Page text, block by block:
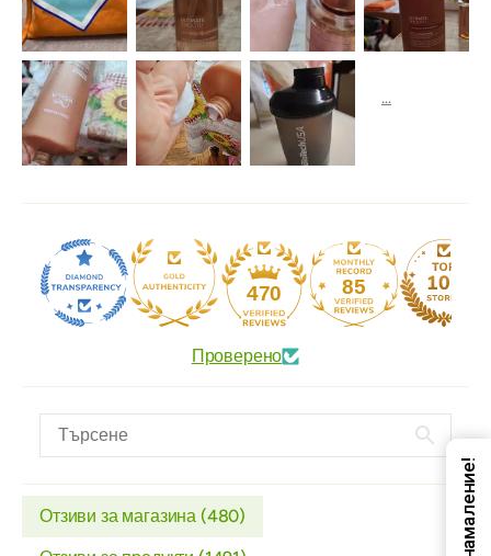
470 85
Проверено
Отзиви за магазина (480)